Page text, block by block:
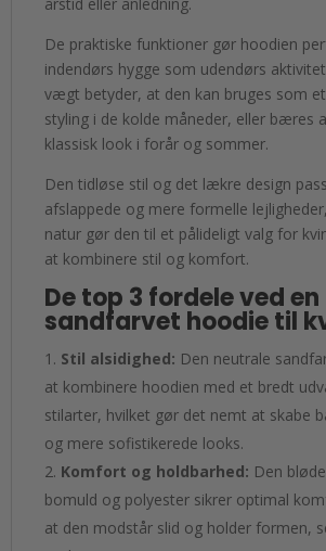
årstid eller anledning.
De praktiske funktioner gør hoodien
indendørs hygge som udendørs
vægt betyder, at den kan bruges som
styling i de kolde måneder, eller bæres
klassisk look i forår og sommer.
Den tidløse stil og det lækre design
afslappede og mere formelle
natur gør den til et pålideligt valg for
at kombinere stil og komfort.
De top 3 fordele ved en
sandfarvet hoodie til
Stil alsidighed: Den neutrale
at kombinere hoodien med et bredt
stilarter, hvilket gør det nemt at skabe
og mere sofistikerede looks.
Komfort og holdbarhed: Den
bomuld og polyester sikrer optimal
at den modstår slid og holder formen,